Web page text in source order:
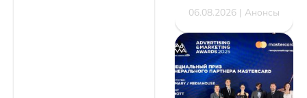
06.08.2026 | Анонсы